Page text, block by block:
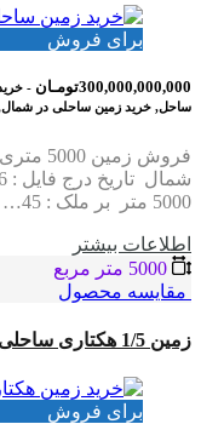
برای فروش
300,000,000,000تومـان
-
ساحل, خرید زمین ساحلی در
فروش
5000 متر بر ملک : 45…
اطلاعات بيشتر
مقایسه محصول
زمین 1/5 هکتاری ساحلی چلک
برای فروش